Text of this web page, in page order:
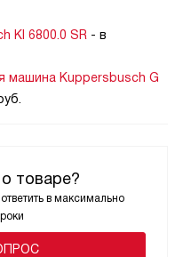
товаре?
в максимально
KI 6800.0 SR - в
машина Kuppersbusch G